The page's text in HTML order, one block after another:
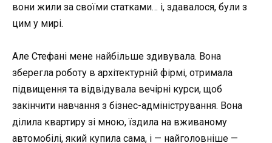
вони жили за своїми статками… і, здавалося, були з
цим у мирі.
Але Стефані мене найбільше здивувала. Вона
зберегла роботу в архітектурній фірмі, отримала
підвищення та відвідувала вечірні курси, щоб
закінчити навчання з бізнес-адміністрування. Вона
ділила квартиру зі мною, їздила на вживаному
автомобілі, який купила сама, і — найголовніше —